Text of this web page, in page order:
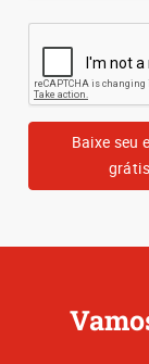
Baixe seu
grátis